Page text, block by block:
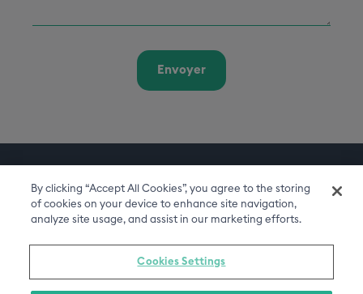
By clicking “Accept All Cookies”, you agree to the storing
of cookies on your device to enhance site navigation,
analyze site usage, and assist in our marketing efforts.
Cookies Settings